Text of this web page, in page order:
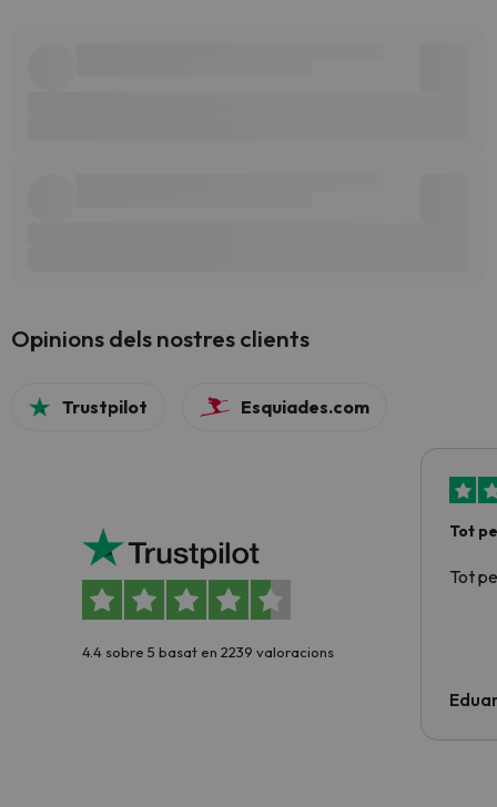
Opinions dels nostres clients
Trustpilot Esquiades.com
4.4 sobre 5 basat en 2239 valoracions
Tot
Tot